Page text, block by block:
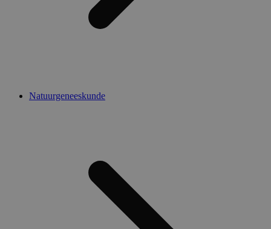
Natuurgeneeskunde